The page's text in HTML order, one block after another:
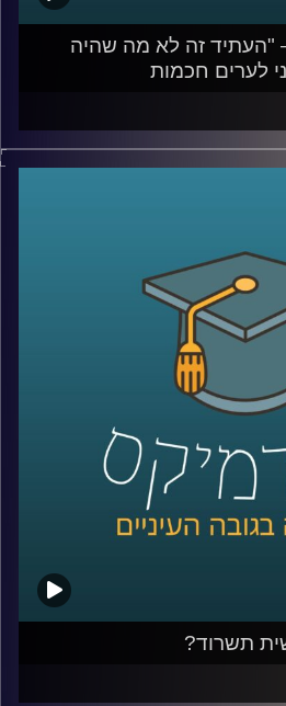
"העתיד זה לא מה שהיה
לערים חכמות
נהירה אנושית אדירה
אנו עלולים למצוא עצמנו
גואה ברחובות
כיצד יש להתמודד עם
על המדד לערים חכמות
שילוב של טכנולוגיה,
להפוך ביחד את הג'ונגל
שטוב יותר לחיות בו
תשרוד?